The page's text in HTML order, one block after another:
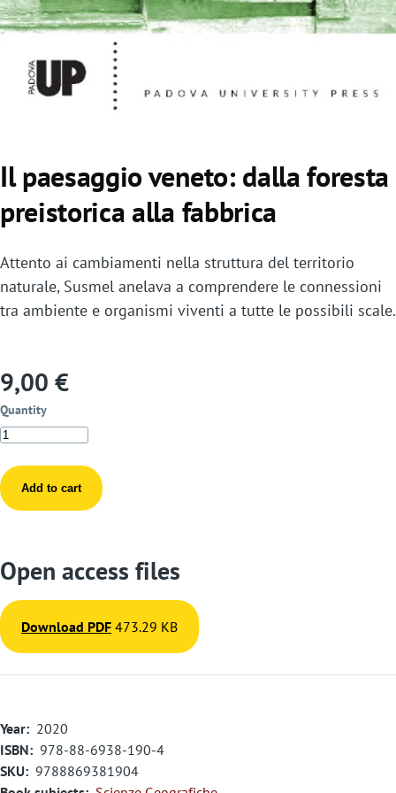
Il paesaggio veneto: dalla foresta
preistorica alla fabbrica
Attento ai cambiamenti nella struttura del territorio
naturale, Susmel anelava a comprendere le connessioni
tra ambiente e organismi viventi a tutte le possibili scale.
9,00 €
Quantity
Open access files
Download PDF 473.29 KB
Year
2020
ISBN
978-88-6938-190-4
SKU 9788869381904